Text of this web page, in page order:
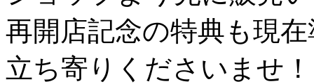
再開店記念の特典も現
立ち寄りくださいませ！